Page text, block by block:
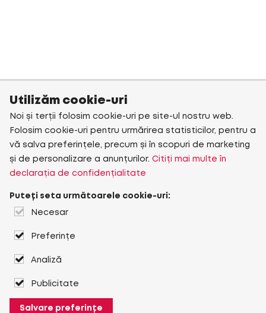
Utilizăm cookie-uri
Noi și terții folosim cookie-uri pe site-ul nostru web.
Folosim cookie-uri pentru urmărirea statisticilor, pentru a
vă salva preferințele, precum și în scopuri de marketing
și de personalizare a anunțurilor. Citiți mai multe în
declarația de confidențialitate
Puteți seta următoarele cookie-uri:
Necesar
Preferințe
Analiză
Publicitate
Salvare preferințe